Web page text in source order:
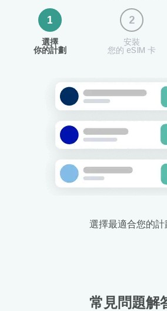
1
選擇
你的計劃
2
安裝
您的 eSIM 卡
選擇最適合您的計
常見問題解